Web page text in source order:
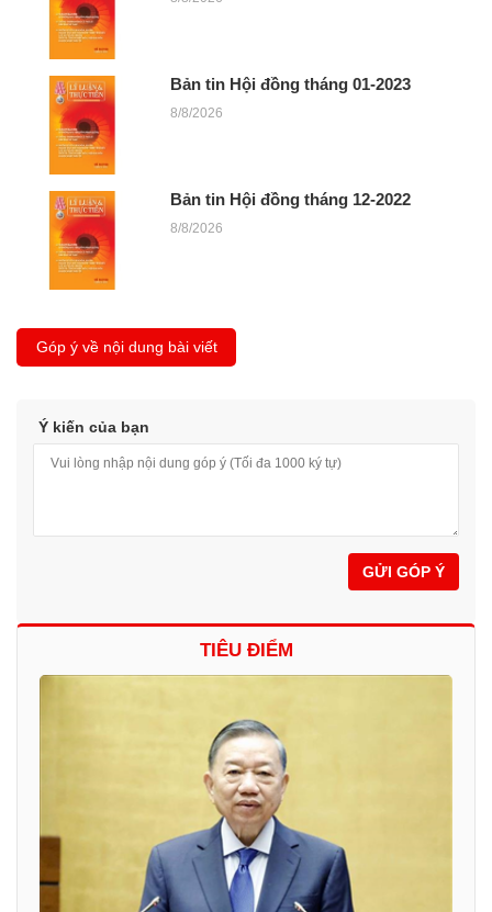
Bản tin Hội đồng tháng 01-2023
8/8/2026
Bản tin Hội đồng tháng 12-2022
8/8/2026
Góp ý về nội dung bài viết
Ý kiến của bạn
GỬI GÓP Ý
TIÊU ĐIỂM